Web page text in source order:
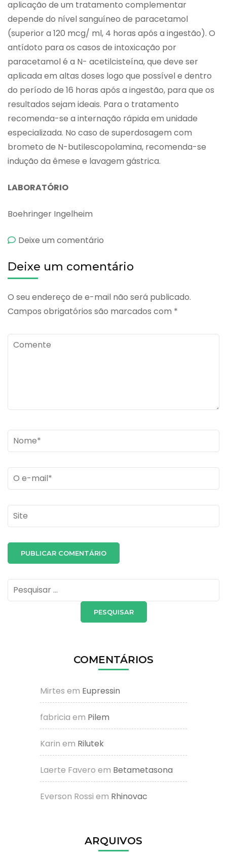
aplicação de um tratamento complementar
depende do nível sanguíneo de paracetamol
(superior a 120 mcg/ ml, 4 horas após a ingestão). O
antídoto para os casos de intoxicação por
paracetamol é a N- acetilcisteína, que deve ser
aplicada em altas doses logo que possível e dentro
do período de 16 horas após a ingestão, para que os
resultados sejam ideais. Para o tratamento
recomenda-se a internação rápida em unidade
especializada. No caso de superdosagem com
brometo de N-butilescopolamina, recomenda-se
indução da êmese e lavagem gástrica.
LABORATÓRIO
Boehringer Ingelheim
Deixe um comentário
Deixe um comentário
O seu endereço de e-mail não será publicado.
Campos obrigatórios são marcados com *
Comente
Name*
Email *
Site
Pesquisar
por:
COMENTÁRIOS
Mirtes em Eupressin
fabricia em Pilem
Karin em Rilutek
Laerte Favero em Betametasona
Everson Rossi em Rhinovac
ARQUIVOS